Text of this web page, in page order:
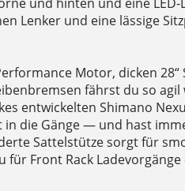
Lenker und eine lässige
Motor, dicken 28“
fährst du so
entwickelten Shimano
die Gänge — und hast
Sattelstütze sorgt für
Front Rack